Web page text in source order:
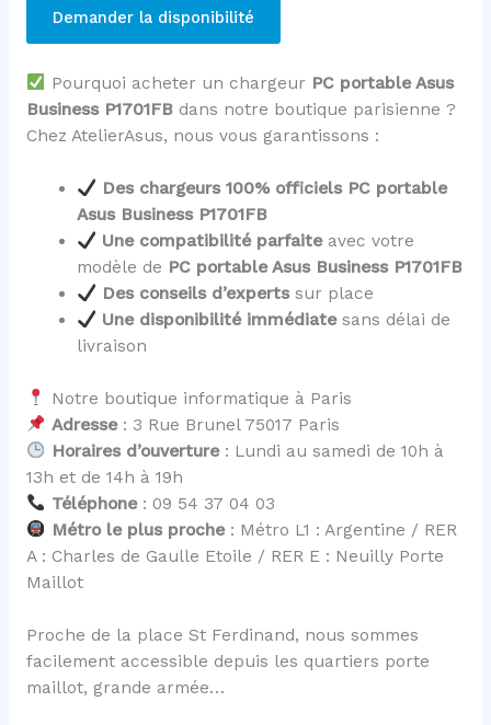
Demander la disponibilité
Pourquoi acheter un chargeur PC portable Asus
Business P1701FBdans notre boutique parisienne ?
Chez AtelierAsus, nous vous garantissons :
Des chargeurs 100% officiels PC portable
Asus Business P1701FB
Une compatibilité parfaiteavec votre
modèle de PC portable Asus Business P1701FB
Des conseils d’expertssur place
Une disponibilité immédiatesans délai de
livraison
Notre boutique informatique à Paris
Adresse: 3 Rue Brunel 75017 Paris
Horaires d’ouverture: Lundi au samedi de 10h à
13h et de 14h à 19h
Téléphone: 09 54 37 04 03
Métro le plus proche: Métro L1 : Argentine / RER
A : Charles de Gaulle Etoile / RER E : Neuilly Porte
Maillot
Proche de la place St Ferdinand, nous sommes
facilement accessible depuis les quartiers porte
maillot, grande armée…